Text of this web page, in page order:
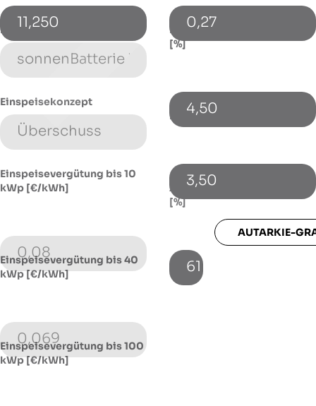
11,250
Energiespeicher (Typ)
Einspeisekonzept
Einspeisevergütung bis 10
kWp [€/kWh]
0,08
Einspeisevergütung bis 40
kWp [€/kWh]
0,069
Einspeisevergütung bis 100
kWp [€/kWh]
0,27
Energiepreissteigerung p.a.
[%]
4,50
Fremdkapitalzinssatz [%]
3,50
Autarkie-Grad mit Speicher
[%]
61
AUTARKIE-